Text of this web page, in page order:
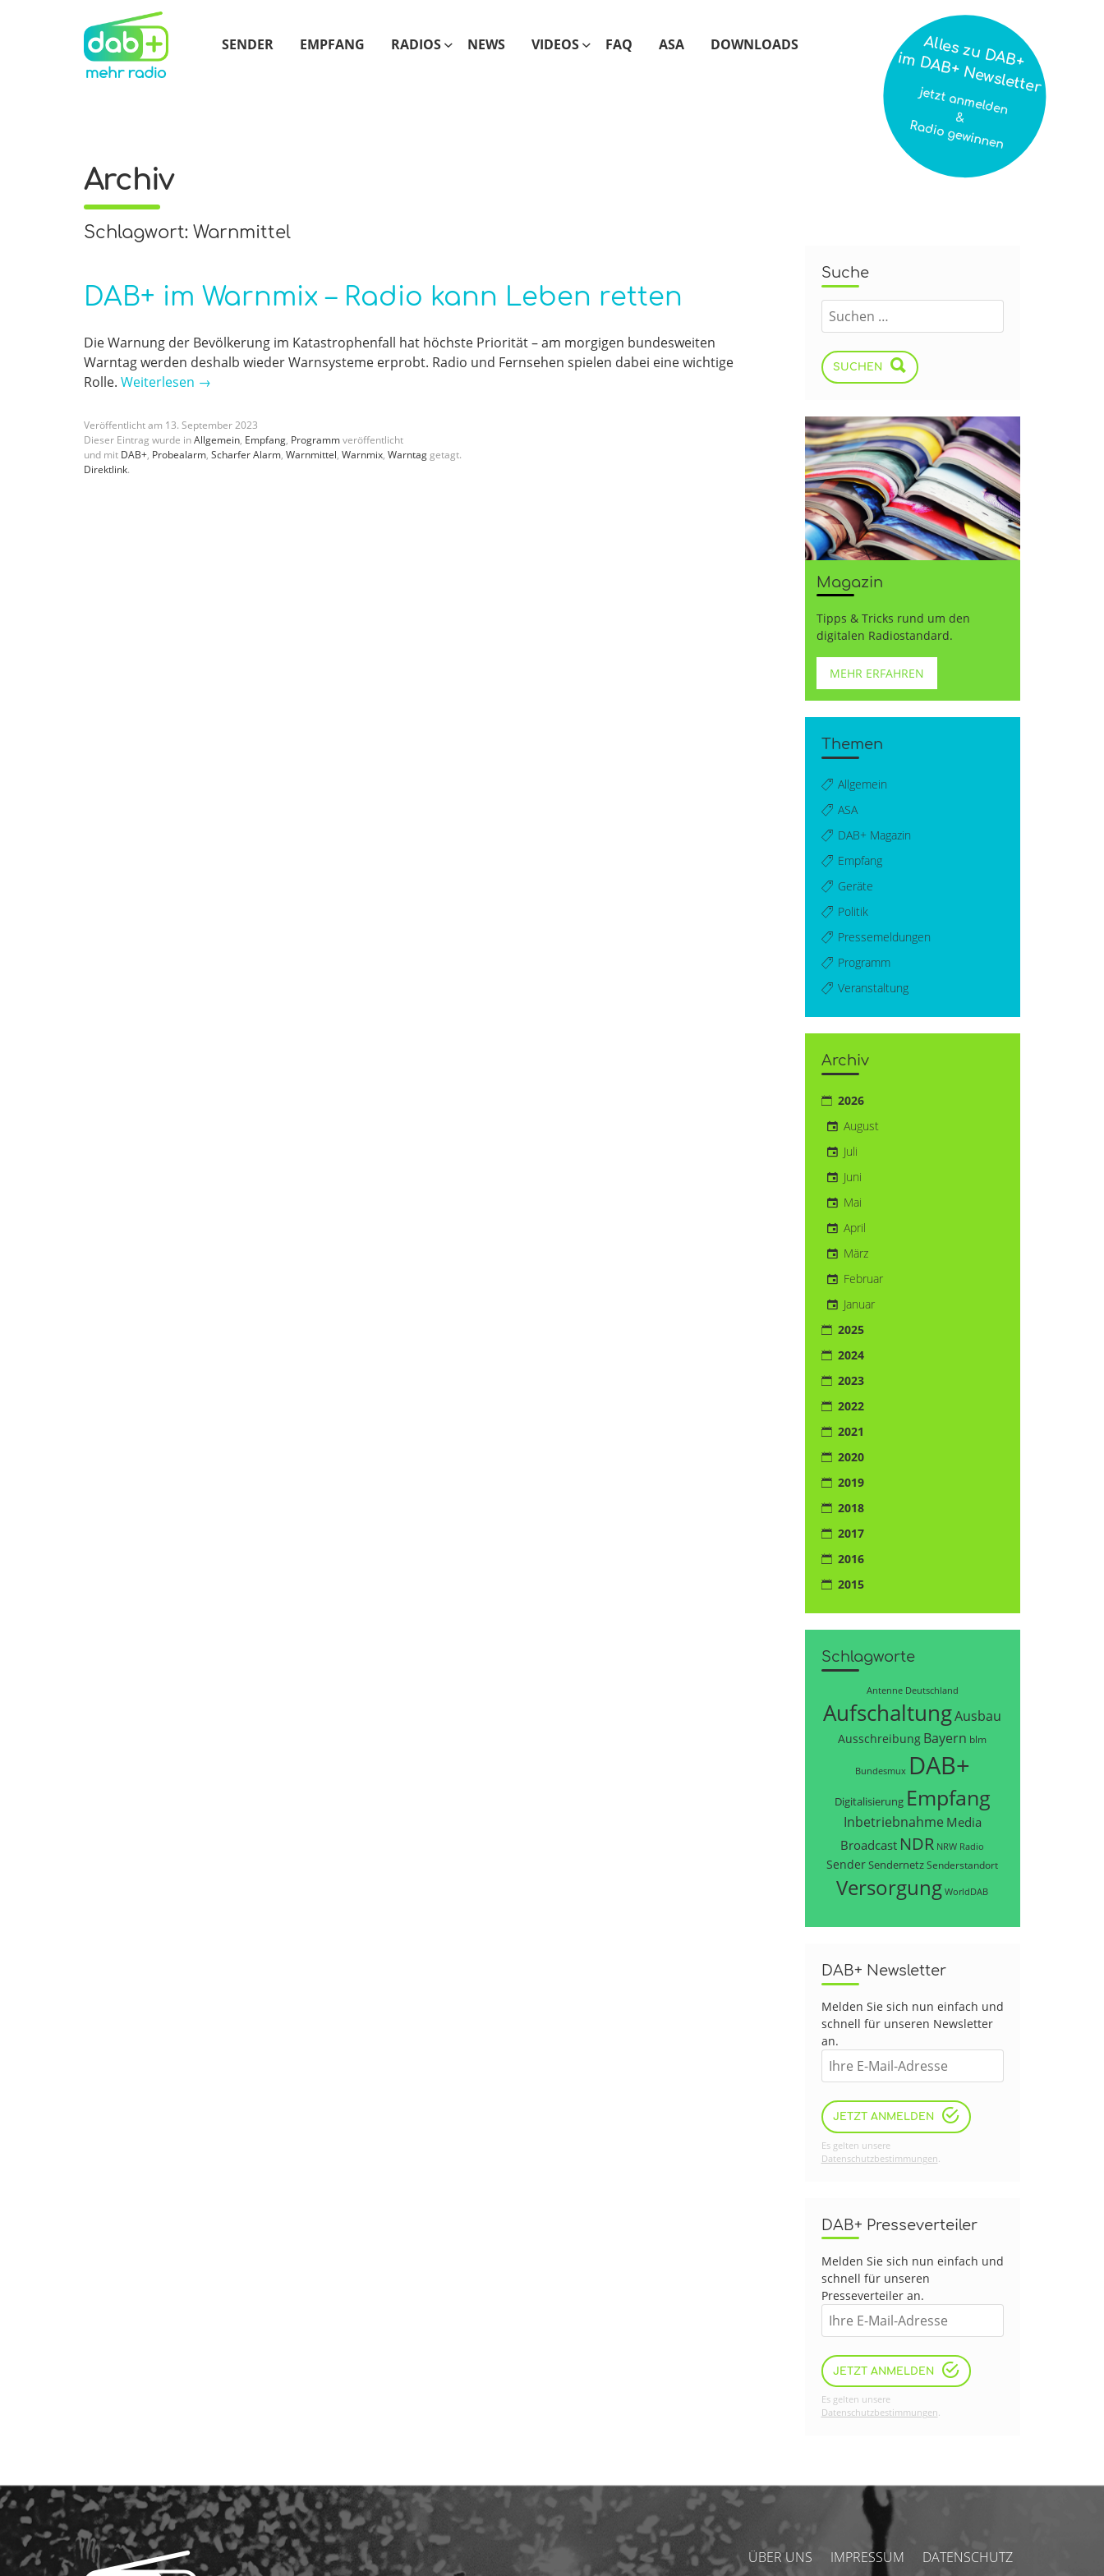
SENDER EMPFANG RADIOS NEWS VIDEOS FAQ ASA DOWNLOADS
Archiv
Schlagwort: Warnmittel
DAB+ im Warnmix – Radio kann Leben retten
Die Warnung der Bevölkerung im Katastrophenfall hat höchste Priorität – am morgigen bundesweiten
Warntag werden deshalb wieder Warnsysteme erprobt. Radio und Fernsehen spielen dabei eine wichtige
Rolle. Weiterlesen →
Veröffentlicht am 13. September2023
Dieser Eintrag wurde inAllgemein, Empfang, Programmveröffentlicht
und mit DAB+, Probealarm, Scharfer Alarm, Warnmittel, Warnmix, Warntag getagt.
Direktlink.
Suche
SUCHEN
Magazin
Tipps & Tricks rund um den
digitalen Radiostandard.
MEHR ERFAHREN
Themen
Allgemein
ASA
DAB+ Magazin
Empfang
Geräte
Politik
Pressemeldungen
Programm
Veranstaltung
Archiv
2026
August
Juli
Juni
Mai
April
März
Februar
Januar
2025
2024
2023
2022
2021
2020
2019
2018
2017
2016
2015
Schlagworte
Antenne Deutschland
AufschaltungAusbau
Ausschreibung Bayern blm
Bundesmux DAB+
Digitalisierung Empfang
Inbetriebnahme Media
Broadcast NDR NRW Radio
SenderSendernetzSenderstandort
Versorgung WorldDAB
DAB+ Newsletter
Melden Sie sich nun einfach und
schnell für unseren Newsletter
an.
JETZT ANMELDEN
Es gelten unsere
Datenschutzbestimmungen
DAB+ Presseverteiler
Melden Sie sich nun einfach und
schnell für unseren
Presseverteiler an.
JETZT ANMELDEN
Es gelten unsere
Datenschutzbestimmungen.
ÜBER UNS IMPRESSUM DATENSCHUTZ
Alles zu DAB+
im DAB+ Newsletter
jetzt anmelden
&
Radio gewinnen